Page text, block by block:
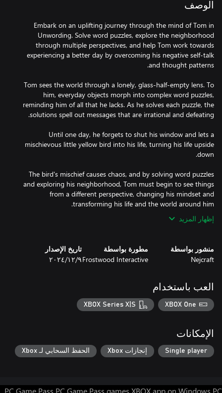
الوصف
Embark on an uplifting journey through the mind of Tom in
Unwording. Solve word puzzles, explore the neighborhood
through multiple perspectives, and help Tom work towards
experiencing a better day by overcoming his negative self-talk
Tom sees the world through a lonely, glass-half-empty lens. To
him, everyday objects morph into complex word puzzles,
reminding him of all that he lacks. As he solves each puzzle, the
Until one day, he forgets to shut his window and lets a
mischievous little yellow bird into his life, turning his life upside
The bird's mischief causes chaos, and by solving word puzzles
and exploring his neighborhood, Tom must begin to see things
from a different perspective, changing his mindset and
transforming his life and the world around him.
إظهار المزيد
منشور بواسطة
Nejcraft
مطورة بواسطة
Frostwood Interactive
تاريخ الإصدار
٩‏/١٢‏/٢٠٢٤
العب باستخدام
XBOX One
XBOX Series X|S
الإمكانات
Single player إنجازات Xbox الحفظ السحابي لـ Xbox
PC Game Pass PC Game Pass games XBOX app on Windows PC